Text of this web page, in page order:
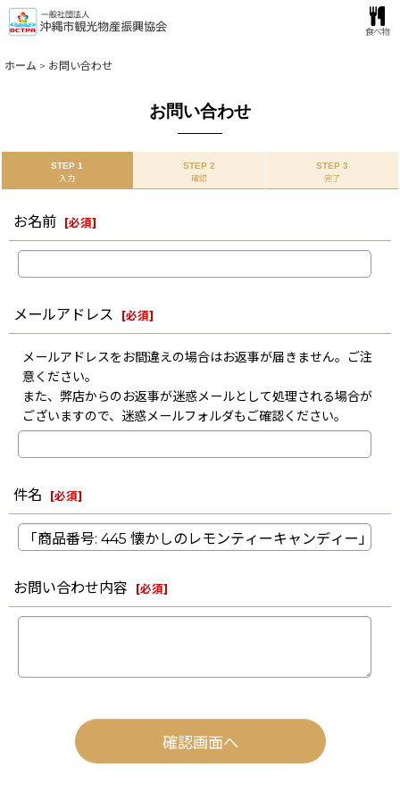
食べ物
ホーム > お問い合わせ
お問い合わせ
STEP 1
入力
STEP 2
確認
STEP 3
完了
お名前 [必須]
メールアドレス [必須]
メールアドレスをお間違えの場合はお返事が届きません。ご注
意ください。
また、弊店からのお返事が迷惑メールとして処理される場合が
ございますので、迷惑メールフォルダもご確認ください。
件名 [必須]
お問い合わせ内容 [必須]
確認画面へ